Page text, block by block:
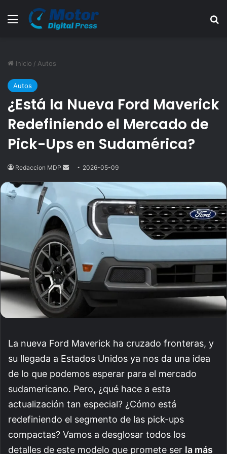
Menú
Inicio / Autos
Autos
¿Está la Nueva Ford Maverick
Redefiniendo el Mercado de
Pick-Ups en Sudamérica?
Redaccion MDP
Send2026-05-09
La nueva Ford Maverick ha cruzado fronteras, y
su llegada a Estados Unidos ya nos da una idea
de lo que podemos esperar para el mercado
sudamericano. Pero, ¿qué hace a esta
actualización tan especial? ¿Cómo está
redefiniendo el segmento de las pick-ups
compactas? Vamos a desglosar todos los
detalles de este modelo que promete ser la más